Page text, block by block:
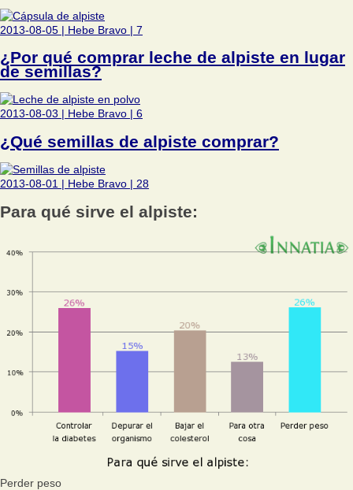
2013-08-05 | Hebe Bravo | 7
¿Por qué comprar leche de alpiste en lugar
de semillas?
2013-08-03 | Hebe Bravo | 6
¿Qué semillas de alpiste comprar?
2013-08-01 | Hebe Bravo | 28
Para qué sirve el alpiste:
Perder peso